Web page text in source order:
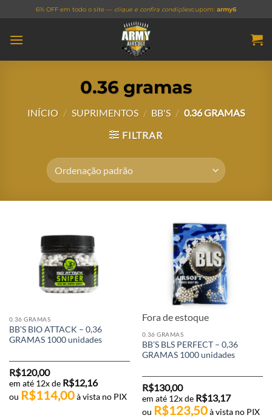
content
6% OFF em todo o site — clique e confira condiçõescupom: army6
0.36 gramas
INÍCIO / SUPRIMENTOS / BB'S / 0.36 GRAMAS
FILTRAR
0.36 GRAMAS
BB’S BIO ATTACK – 0,36
GRAMAS 1000 unidades
R$120,00
em até 12x de R$12,16
ou R$114,00 à vista no PIX
Fora de estoque
0.36 GRAMAS
BB’S BLS PERFECT – 0,36
GRAMAS 1000 unidades
R$130,00
em até 12x de R$13,17
ou R$123,50 à vista no PIX